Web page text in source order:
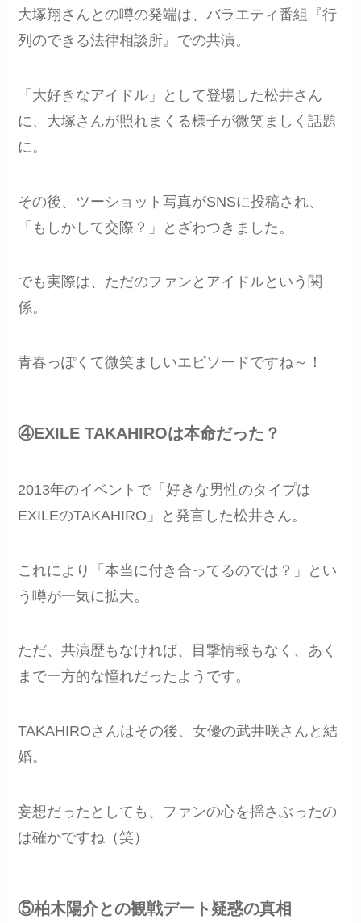
大塚翔さんとの噂の発端は、バラエティ番組『行
列のできる法律相談所』での共演。
「大好きなアイドル」として登場した松井さん
に、大塚さんが照れまくる様子が微笑ましく話題
に。
その後、ツーショット写真がSNSに投稿され、
「もしかして交際？」とざわつきました。
でも実際は、ただのファンとアイドルという関
係。
青春っぽくて微笑ましいエピソードですね～！
④EXILE TAKAHIROは本命だった？
2013年のイベントで「好きな男性のタイプは
EXILEのTAKAHIRO」と発言した松井さん。
これにより「本当に付き合ってるのでは？」とい
う噂が一気に拡大。
ただ、共演歴もなければ、目撃情報もなく、あく
まで一方的な憧れだったようです。
TAKAHIROさんはその後、女優の武井咲さんと結
婚。
妄想だったとしても、ファンの心を揺さぶったの
は確かですね（笑）
⑤柏木陽介との観戦デート疑惑の真相